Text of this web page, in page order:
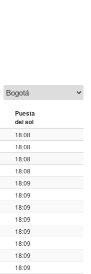
Puesta
del sol
18:08
18:08
18:08
18:08
18:09
18:09
18:09
18:09
18:09
18:09
18:09
18:09